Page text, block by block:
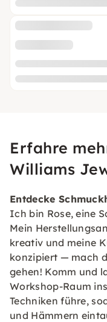
Erfahre
Williams
Entdecke
Ich bin Rose, eine
Mein
kreativ und meine
konzipiert — mach
gehen! Komm und
Workshop-Raum
Techniken führe,
und Hämmern